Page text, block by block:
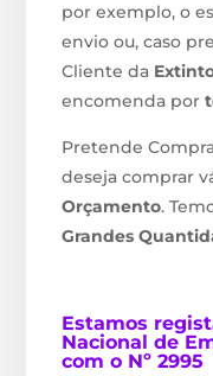
por exemplo, o
envio ou, caso
Cliente da
encomenda por
Pretende
deseja comprar
Orçamento.
Grandes
Estamos
Nacional de
com o Nº 2995